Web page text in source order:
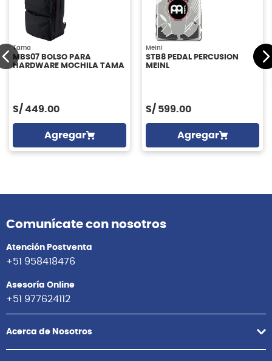
Tama
MBS07 BOLSO PARA
HARDWARE MOCHILA TAMA
S/ 449.00
Agregar
Meinl
STB8 PEDAL PERCUSION
MEINL
S/ 599.00
Agregar
Comunícate con nosotros
Atención Postventa
+51 958418476
Asesoría Online
+51 977624112
Acerca de Nosotros